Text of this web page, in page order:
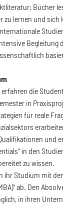
Bücher
zu lernen und
Begleitung
die
in
für reale
und
in den
zu wissen.
ihr Studium mit
ab. Den
in ihren